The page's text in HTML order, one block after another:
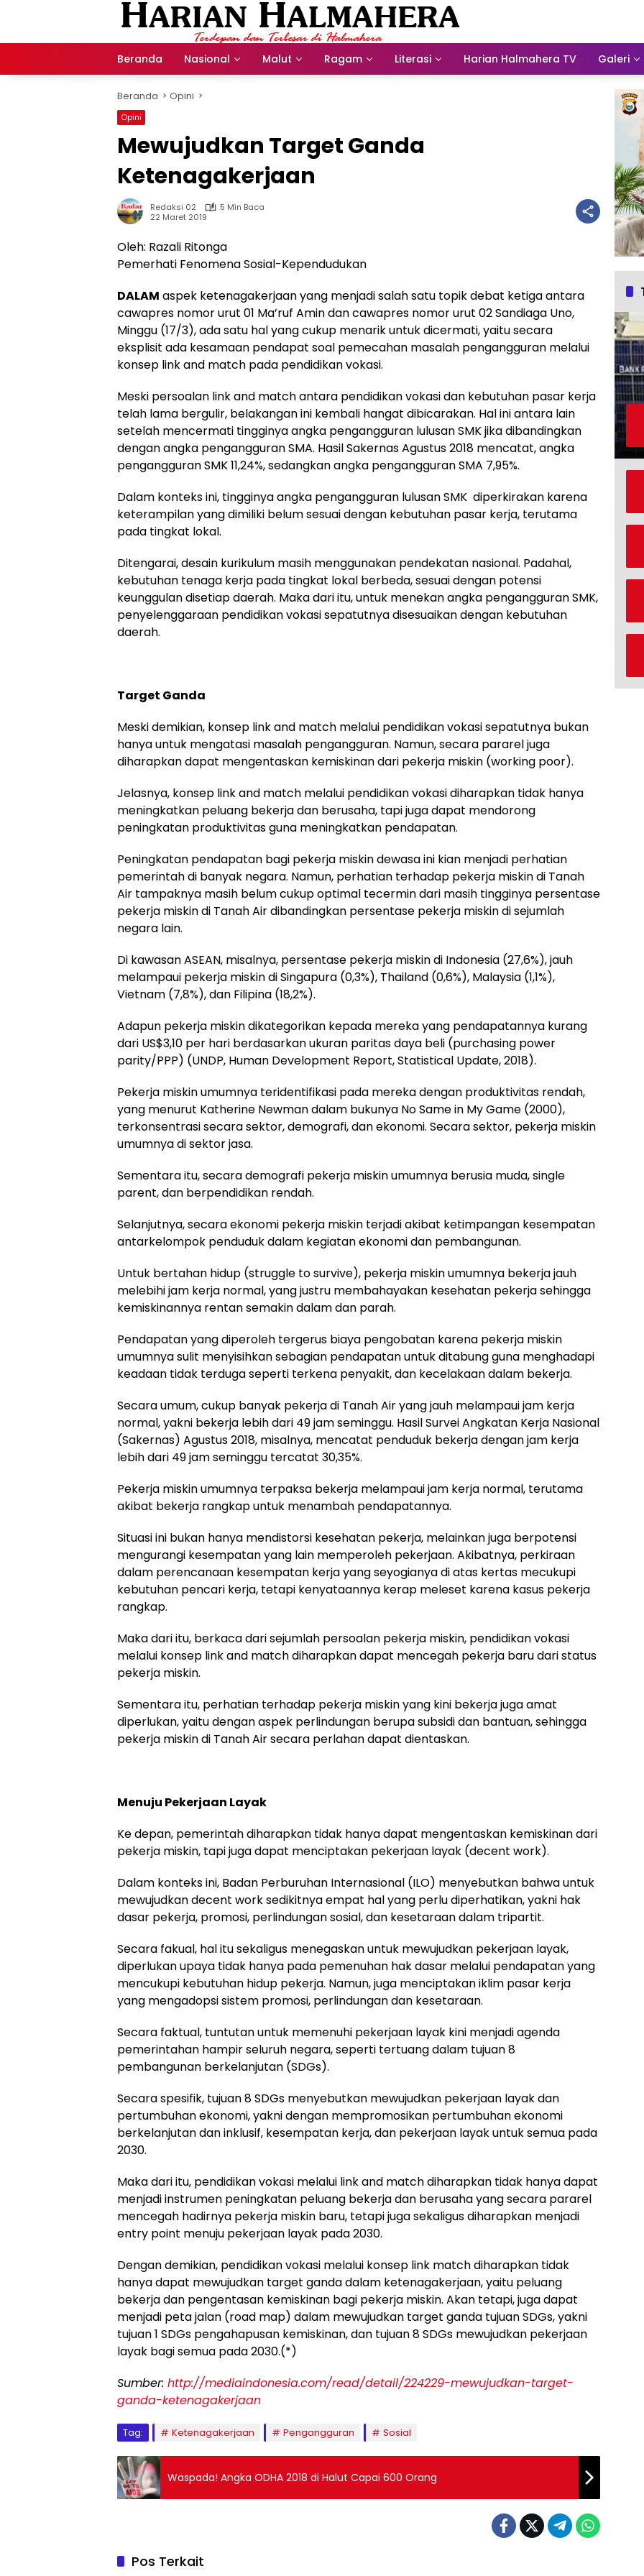
Beranda Nasional Malut Ragam Literasi Harian Halmahera TV Galeri
Beranda Opini
Opini
Mewujudkan Target Ganda
Ketenagakerjaan
Redaksi 02
5 Min Baca
22 Maret 2019
Oleh: Razali Ritonga
Pemerhati Fenomena Sosial-Kependudukan
DALAM aspek ketenagakerjaan yang menjadi salah satu topik debat ketiga antara
cawapres nomor urut 01 Ma’ruf Amin dan cawapres nomor urut 02 Sandiaga Uno,
Minggu (17/3), ada satu hal yang cukup menarik untuk dicermati, yaitu secara
eksplisit ada kesamaan pendapat soal pemecahan masalah pengangguran melalui
konsep link and match pada pendidikan vokasi.
Meski persoalan link and match antara pendidikan vokasi dan kebutuhan pasar kerja
telah lama bergulir, belakangan ini kembali hangat dibicarakan. Hal ini antara lain
setelah mencermati tingginya angka pengangguran lulusan SMK jika dibandingkan
dengan angka pengangguran SMA. Hasil Sakernas Agustus 2018 mencatat, angka
pengangguran SMK 11,24%, sedangkan angka pengangguran SMA 7,95%.
Dalam konteks ini, tingginya angka pengangguran lulusan SMK diperkirakan karena
keterampilan yang dimiliki belum sesuai dengan kebutuhan pasar kerja, terutama
pada tingkat lokal.
Ditengarai, desain kurikulum masih menggunakan pendekatan nasional. Padahal,
kebutuhan tenaga kerja pada tingkat lokal berbeda, sesuai dengan potensi
keunggulan disetiap daerah. Maka dari itu, untuk menekan angka pengangguran SMK,
penyelenggaraan pendidikan vokasi sepatutnya disesuaikan dengan kebutuhan
daerah.
Target Ganda
Meski demikian, konsep link and match melalui pendidikan vokasi sepatutnya bukan
hanya untuk mengatasi masalah pengangguran. Namun, secara pararel juga
diharapkan dapat mengentaskan kemiskinan dari pekerja miskin (working poor).
Jelasnya, konsep link and match melalui pendidikan vokasi diharapkan tidak hanya
meningkatkan peluang bekerja dan berusaha, tapi juga dapat mendorong
peningkatan produktivitas guna meningkatkan pendapatan.
Peningkatan pendapatan bagi pekerja miskin dewasa ini kian menjadi perhatian
pemerintah di banyak negara. Namun, perhatian terhadap pekerja miskin di Tanah
Air tampaknya masih belum cukup optimal tecermin dari masih tingginya persentase
pekerja miskin di Tanah Air dibandingkan persentase pekerja miskin di sejumlah
negara lain.
Di kawasan ASEAN, misalnya, persentase pekerja miskin di Indonesia (27,6%), jauh
melampaui pekerja miskin di Singapura (0,3%), Thailand (0,6%), Malaysia (1,1%),
Vietnam (7,8%), dan Filipina (18,2%).
Adapun pekerja miskin dikategorikan kepada mereka yang pendapatannya kurang
dari US$3,10 per hari berdasarkan ukuran paritas daya beli (purchasing power
parity/PPP) (UNDP, Human Development Report, Statistical Update, 2018).
Pekerja miskin umumnya teridentifikasi pada mereka dengan produktivitas rendah,
yang menurut Katherine Newman dalam bukunya No Same in My Game (2000),
terkonsentrasi secara sektor, demografi, dan ekonomi. Secara sektor, pekerja miskin
umumnya di sektor jasa.
Sementara itu, secara demografi pekerja miskin umumnya berusia muda, single
parent, dan berpendidikan rendah.
Selanjutnya, secara ekonomi pekerja miskin terjadi akibat ketimpangan kesempatan
antarkelompok penduduk dalam kegiatan ekonomi dan pembangunan.
Untuk bertahan hidup (struggle to survive), pekerja miskin umumnya bekerja jauh
melebihi jam kerja normal, yang justru membahayakan kesehatan pekerja sehingga
kemiskinannya rentan semakin dalam dan parah.
Pendapatan yang diperoleh tergerus biaya pengobatan karena pekerja miskin
umumnya sulit menyisihkan sebagian pendapatan untuk ditabung guna menghadapi
keadaan tidak terduga seperti terkena penyakit, dan kecelakaan dalam bekerja.
Secara umum, cukup banyak pekerja di Tanah Air yang jauh melampaui jam kerja
normal, yakni bekerja lebih dari 49 jam seminggu. Hasil Survei Angkatan Kerja Nasional
(Sakernas) Agustus 2018, misalnya, mencatat penduduk bekerja dengan jam kerja
lebih dari 49 jam seminggu tercatat 30,35%.
Pekerja miskin umumnya terpaksa bekerja melampaui jam kerja normal, terutama
akibat bekerja rangkap untuk menambah pendapatannya.
Situasi ini bukan hanya mendistorsi kesehatan pekerja, melainkan juga berpotensi
mengurangi kesempatan yang lain memperoleh pekerjaan. Akibatnya, perkiraan
dalam perencanaan kesempatan kerja yang seyogianya di atas kertas mecukupi
kebutuhan pencari kerja, tetapi kenyataannya kerap meleset karena kasus pekerja
rangkap.
Maka dari itu, berkaca dari sejumlah persoalan pekerja miskin, pendidikan vokasi
melalui konsep link and match diharapkan dapat mencegah pekerja baru dari status
pekerja miskin.
Sementara itu, perhatian terhadap pekerja miskin yang kini bekerja juga amat
diperlukan, yaitu dengan aspek perlindungan berupa subsidi dan bantuan, sehingga
pekerja miskin di Tanah Air secara perlahan dapat dientaskan.
Menuju Pekerjaan Layak
Ke depan, pemerintah diharapkan tidak hanya dapat mengentaskan kemiskinan dari
pekerja miskin, tapi juga dapat menciptakan pekerjaan layak (decent work).
Dalam konteks ini, Badan Perburuhan Internasional (ILO) menyebutkan bahwa untuk
mewujudkan decent work sedikitnya empat hal yang perlu diperhatikan, yakni hak
dasar pekerja, promosi, perlindungan sosial, dan kesetaraan dalam tripartit.
Secara fakual, hal itu sekaligus menegaskan untuk mewujudkan pekerjaan layak,
diperlukan upaya tidak hanya pada pemenuhan hak dasar melalui pendapatan yang
mencukupi kebutuhan hidup pekerja. Namun, juga menciptakan iklim pasar kerja
yang mengadopsi sistem promosi, perlindungan dan kesetaraan.
Secara faktual, tuntutan untuk memenuhi pekerjaan layak kini menjadi agenda
pemerintahan hampir seluruh negara, seperti tertuang dalam tujuan 8
pembangunan berkelanjutan (SDGs).
Secara spesifik, tujuan 8 SDGs menyebutkan mewujudkan pekerjaan layak dan
pertumbuhan ekonomi, yakni dengan mempromosikan pertumbuhan ekonomi
berkelanjutan dan inklusif, kesempatan kerja, dan pekerjaan layak untuk semua pada
2030.
Maka dari itu, pendidikan vokasi melalui link and match diharapkan tidak hanya dapat
menjadi instrumen peningkatan peluang bekerja dan berusaha yang secara pararel
mencegah hadirnya pekerja miskin baru, tetapi juga sekaligus diharapkan menjadi
entry point menuju pekerjaan layak pada 2030.
Dengan demikian, pendidikan vokasi melalui konsep link match diharapkan tidak
hanya dapat mewujudkan target ganda dalam ketenagakerjaan, yaitu peluang
bekerja dan pengentasan kemiskinan bagi pekerja miskin. Akan tetapi, juga dapat
menjadi peta jalan (road map) dalam mewujudkan target ganda tujuan SDGs, yakni
tujuan 1 SDGs pengahapusan kemiskinan, dan tujuan 8 SDGs mewujudkan pekerjaan
layak bagi semua pada 2030.(*)
Sumber: http://mediaindonesia.com/read/detail/224229-mewujudkan-target-
ganda-ketenagakerjaan
Tag: Ketenagakerjaan Pengangguran Sosial
Waspada! Angka ODHA 2018 di Halut Capai 600 Orang
Pos Terkait